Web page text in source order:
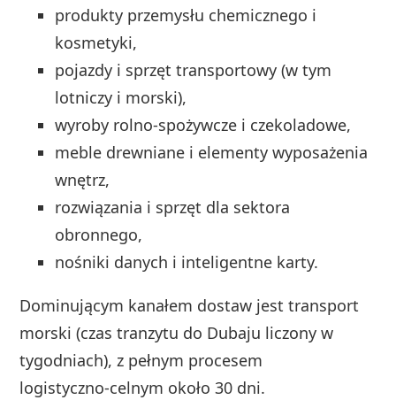
produkty przemysłu chemicznego i
kosmetyki,
pojazdy i sprzęt transportowy (w tym
lotniczy i morski),
wyroby rolno‑spożywcze i czekoladowe,
meble drewniane i elementy wyposażenia
wnętrz,
rozwiązania i sprzęt dla sektora
obronnego,
nośniki danych i inteligentne karty.
Dominującym kanałem dostaw jest transport
morski (czas tranzytu do Dubaju liczony w
tygodniach), z pełnym procesem
logistyczno‑celnym około 30 dni.